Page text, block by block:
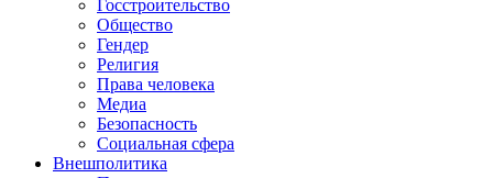
Госстроительство
Общество
Гендер
Религия
Права человека
Медиа
Безопасность
Социальная сфера
Внешполитика